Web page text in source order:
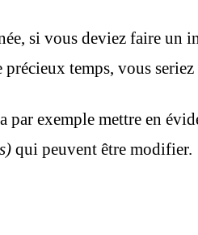
si vous deviez faire un
temps, vous seriez
par exemple mettre en
qui peuvent être modifier.